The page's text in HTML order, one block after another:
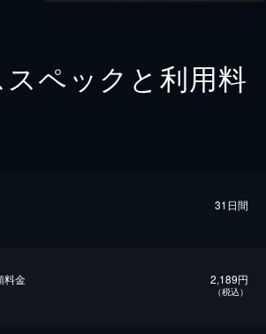
ペックと利用料
31日間
料金 2,189円
（税込）